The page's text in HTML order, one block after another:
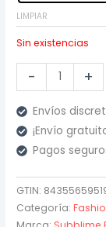
LIMPIAR
Sin existencias
-
Subblime
-
951986
Bodystocking
Crotchless
Rejilla
con
+
Envíos
¡Envío
Pagos
GTIN:
Categoría: